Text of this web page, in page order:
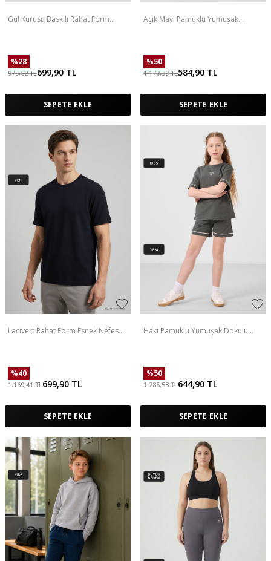
Gül Kurusu Baskılı Rahat Form
%28
975,62TL699,90 TL
SEPETE EKLE
Açık Mavi Pamuklu Yumuşak
%50
1.170,30TL584,90 TL
SEPETE EKLE
Lacivert Rahat Form Esnek Nefes
%40
1.169,41TL699,90 TL
SEPETE EKLE
Haki Pamuklu Yumuşak Dokulu
%50
1.285,53TL644,90 TL
SEPETE EKLE